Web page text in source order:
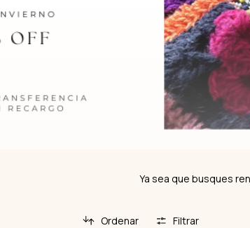
Ya sea que busques
Ordenar Filtrar